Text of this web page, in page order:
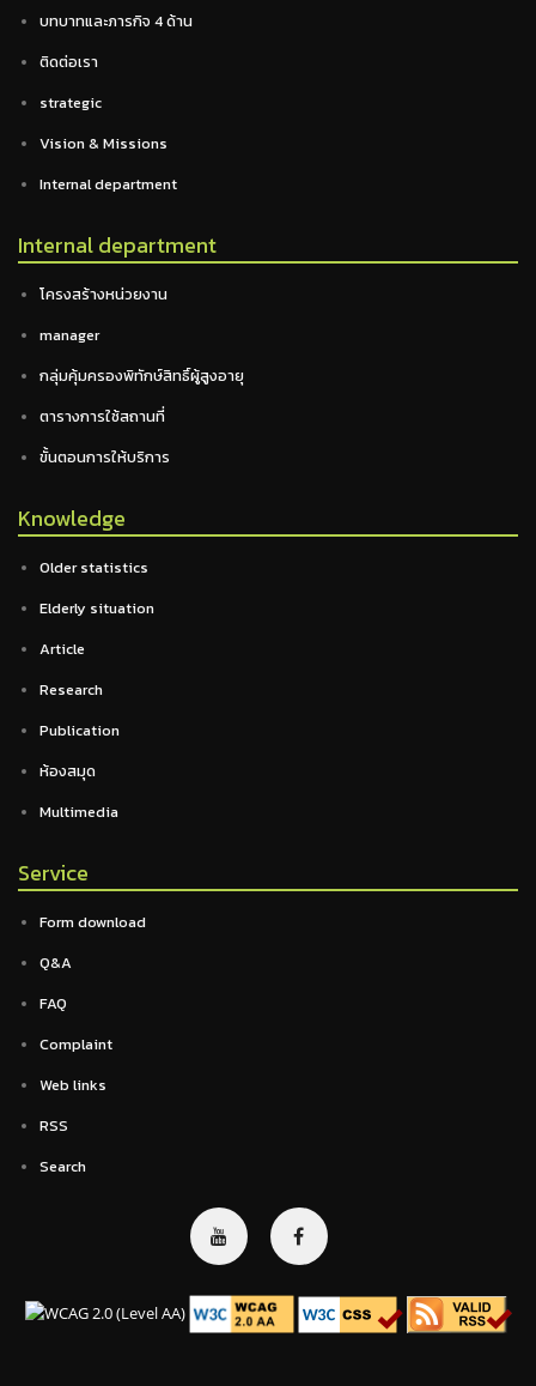
บทบาทและภารกิจ 4 ด้าน
ติดต่อเรา
strategic
Vision & Missions
Internal department
Internal department
โครงสร้างหน่วยงาน
manager
กลุ่มคุ้มครองพิทักษ์สิทธิ์ผู้สูงอายุ
ตารางการใช้สถานที่
ขั้นตอนการให้บริการ
Knowledge
Older statistics
Elderly situation
Article
Research
Publication
ห้องสมุด
Multimedia
Service
Form download
Q&A
FAQ
Complaint
Web links
RSS
Search